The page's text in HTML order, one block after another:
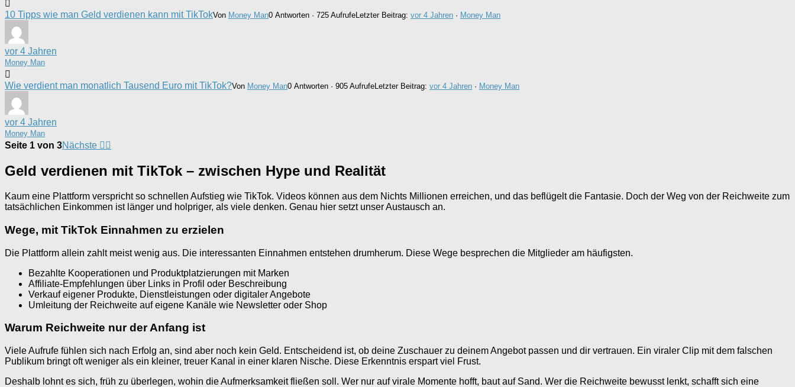
10 Tipps wie man Geld verdienen kann mit TikTokVon Money Man0 Antworten · 725 AufrufeLetzter Beitrag: vor 4 Jahren · Money Man
vor 4 Jahren
Money Man
Wie verdient man monatlich Tausend Euro mit TikTok?Von Money Man0 Antworten · 905 AufrufeLetzter Beitrag: vor 4 Jahren · Money Man
vor 4 Jahren
Money Man
Seite 1 von 3Nächste
Geld verdienen mit TikTok – zwischen Hype und Realität
Kaum eine Plattform verspricht so schnellen Aufstieg wie TikTok. Videos können aus dem Nichts Millionen erreichen, und das beflügelt die Fantasie. Doch der Weg von der Reichweite zum
tatsächlichen Einkommen ist länger und holpriger, als viele denken. Genau hier setzt unser Austausch an.
Wege, mit TikTok Einnahmen zu erzielen
Die Plattform allein zahlt meist wenig aus. Die interessanten Einnahmen entstehen drumherum. Diese Wege besprechen die Mitglieder am häufigsten.
Bezahlte Kooperationen und Produktplatzierungen mit Marken
Affiliate-Empfehlungen über Links in Profil oder Beschreibung
Verkauf eigener Produkte, Dienstleistungen oder digitaler Angebote
Umleitung der Reichweite auf eigene Kanäle wie Newsletter oder Shop
Warum Reichweite nur der Anfang ist
Viele Aufrufe fühlen sich nach Erfolg an, sind aber noch kein Geld. Entscheidend ist, ob deine Zuschauer zu deinem Angebot passen und dir vertrauen. Ein viraler Clip mit dem falschen
Publikum bringt oft weniger als ein kleiner, treuer Kanal in einer klaren Nische. Diese Erkenntnis erspart viel Frust.
Deshalb lohnt es sich, früh zu überlegen, wohin die Aufmerksamkeit fließen soll. Wer nur auf virale Momente hofft, baut auf Sand. Wer die Reichweite bewusst lenkt, schafft sich eine